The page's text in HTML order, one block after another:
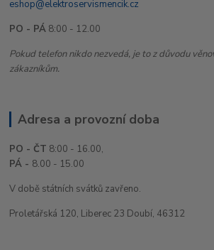
eshop@elektroservismencik.cz
PO - PÁ 8:00 - 12.00
Pokud telefon nikdo nezvedá, je to z důvodu
zákazníkům.
Adresa a provozní doba
PO - ČT 8:00 - 16.00,
PÁ - 8.00 - 15.00
V době státních svátků zavřeno.
Proletářská 120, Liberec 23 Doubí, 46312